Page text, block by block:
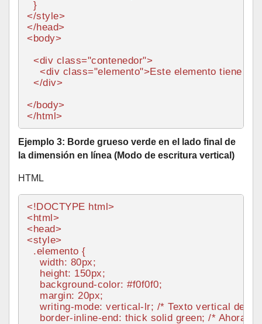
</style>
</head>
<body>
<div class="contenedor">
<div class="elemento">Este elemento tiene un
</div>
</body>
</html>
Ejemplo 3: Borde grueso verde en el lado final de
la dimensión en línea (Modo de escritura vertical)
HTML
<!DOCTYPE html>
<html>
<head>
<style>
.elemento {
width: 80px;
height: 150px;
background-color: #f0f0f0;
margin: 20px;
    writing-mode: vertical-lr;
/* Texto vertical de
border-inline-end: thick solid green; /* Ahora el